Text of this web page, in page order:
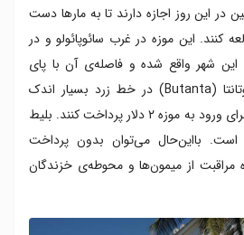
در این روز اجازه دارند تا به مارها دست
کنند. این موزه در غرب سائوپائولو و در
این شهر واقع شده و فاصله‌ی آن با پای
پیاده تا ایستگاه متروی بوتانتا (Butanta) در خط زرد بسیار اندک
است. افراد بزرگ‌سال باید برای ورود به موزه ۲ دلار پرداخت کنند. بلیط
است. بااین‌حال می‌توان بدون پرداخت
مراقبت از میمون‌ها و محوطه‌ی خزندگان